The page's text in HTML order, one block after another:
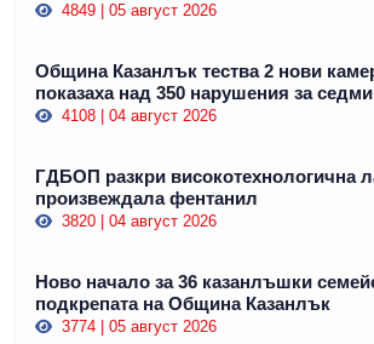
4849 | 05 август 2026
Община Казанлък тества 2 нови
показаха над 350 нарушения за
4108 | 04 август 2026
ГДБОП разкри високотехнологична
произвеждала фентанил
3820 | 04 август 2026
Ново начало за 36 казанлъшки
подкрепата на Община Казанлък
3774 | 05 август 2026